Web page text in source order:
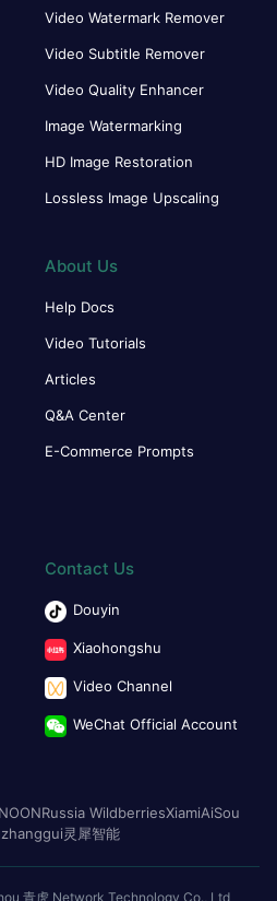
Video Watermark Remover
Video Subtitle Remover
Video Quality Enhancer
Image Watermarking
HD Image Restoration
Lossless Image Upscaling
About Us
Help Docs
Video Tutorials
Articles
Q&A Center
E-Commerce Prompts
Contact Us
Douyin
Xiaohongshu
Video Channel
WeChat Official Account
NOONRussia WildberriesXiamiAiSou
灵犀智能
青虎 Network Technology Co., Ltd